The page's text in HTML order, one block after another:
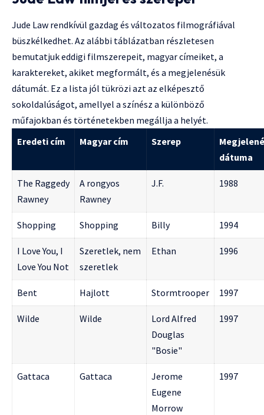
Jude Law rendkívül gazdag és változatos filmográfiával
büszkélkedhet. Az alábbi táblázatban részletesen
bemutatjuk eddigi filmszerepeit, magyar címeiket, a
karaktereket, akiket megformált, és a megjelenésük
dátumát. Ez a lista jól tükrözi azt az elképesztő
sokoldalúságot, amellyel a színész a különböző
műfajokban és történetekben megállja a helyét.
Eredeti cím
Magyar cím Szerep
dátuma
The Raggedy
Rawney
A rongyos
Rawney
J.F. 1988
Shopping Shopping Billy 1994
I Love You, I
Love You Not
Szeretlek, nem
szeretlek
Ethan 1996
Bent Hajlott Stormtrooper 1997
Wilde Wilde
Lord Alfred
Douglas
"Bosie"
1997
Gattaca Gattaca
Jerome
Eugene
Morrow
1997